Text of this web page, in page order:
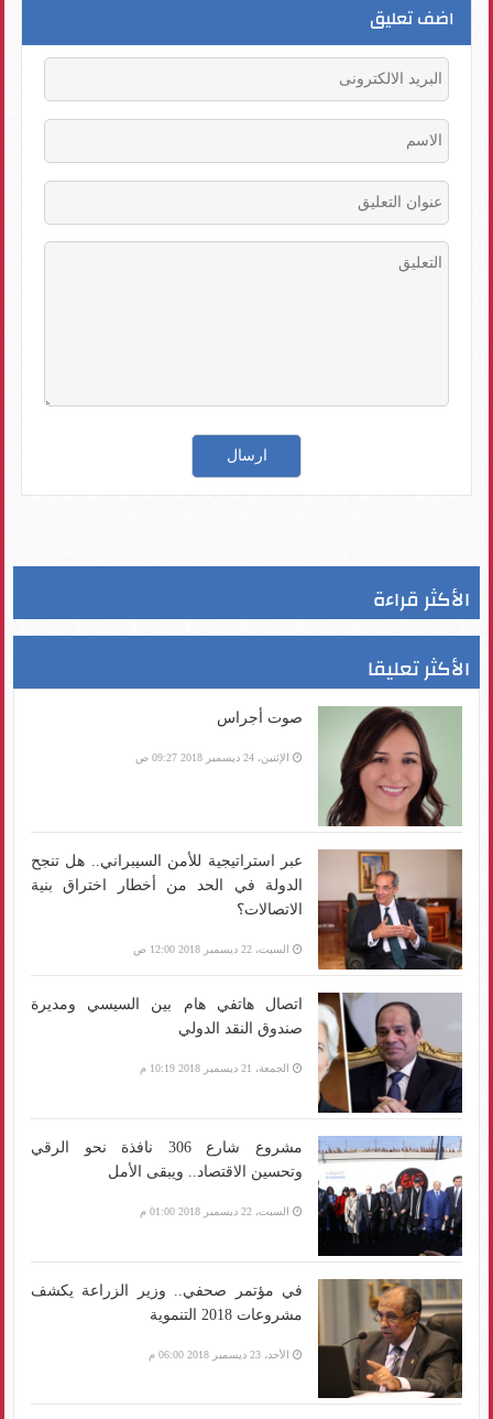
اضف تعليق
الأكثر قراءة
الأكثر تعليقا
صوت أجراس
الإثنين، 24 ديسمبر 2018 09:27 ص
عبر استراتيجية للأمن السيبراني.. هل تنجح
الدولة في الحد من أخطار اختراق بنية
الاتصالات؟
السبت، 22 ديسمبر 2018 12:00 ص
اتصال هاتفي هام بين السيسي ومديرة
صندوق النقد الدولي
الجمعة، 21 ديسمبر 2018 10:19 م
مشروع شارع 306 نافذة نحو الرقي
وتحسين الاقتصاد.. ويبقى الأمل
السبت، 22 ديسمبر 2018 01:00 م
في مؤتمر صحفي.. وزير الزراعة يكشف
مشروعات 2018 التنموية
الأحد، 23 ديسمبر 2018 06:00 م